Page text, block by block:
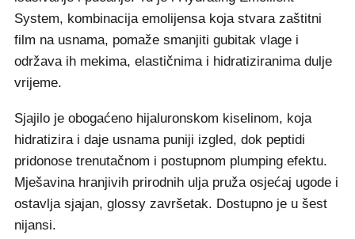
System, kombinacija emolijensa koja stvara zaštitni
film na usnama, pomaže smanjiti gubitak vlage i
održava ih mekima, elastičnima i hidratiziranima dulje
vrijeme.
Sjajilo je obogaćeno hijaluronskom kiselinom, koja
hidratizira i daje usnama puniji izgled, dok peptidi
pridonose trenutačnom i postupnom plumping efektu.
Mješavina hranjivih prirodnih ulja pruža osjećaj ugode i
ostavlja sjajan, glossy završetak. Dostupno je u šest
nijansi.